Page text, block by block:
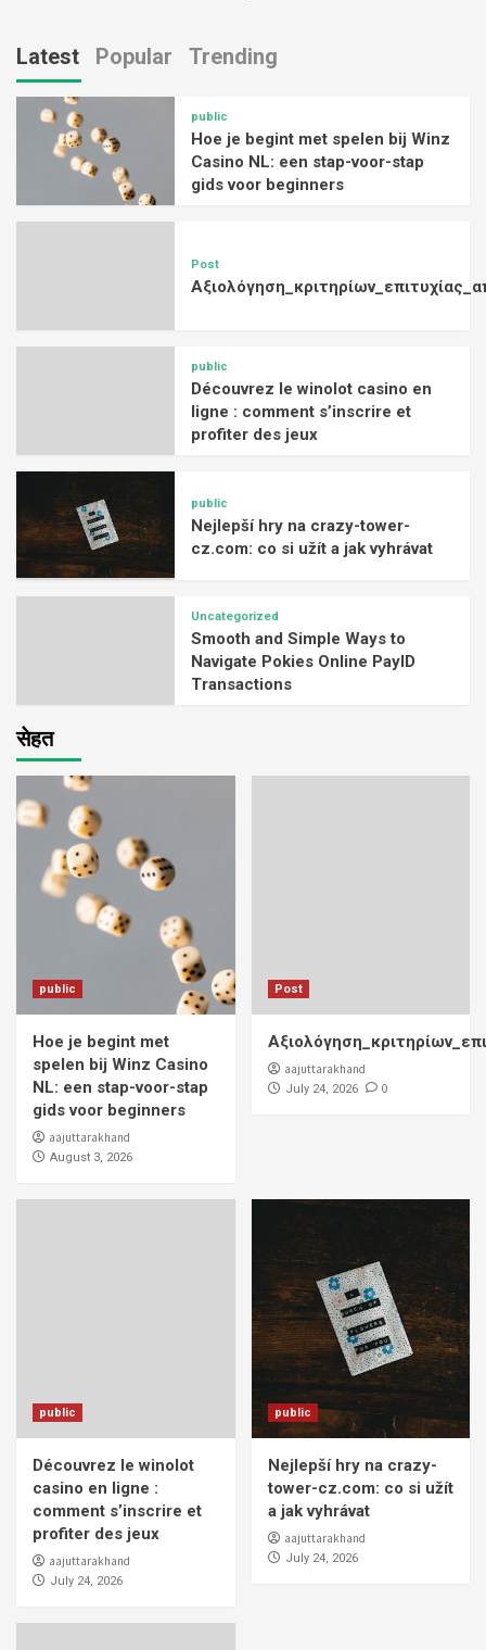
Latest Popular Trending
public
Hoe je begint met spelen bij Winz
Casino NL: een stap-voor-stap
gids voor beginners
Post
public
Découvrez le winolot casino en
ligne : comment s’inscrire et
profiter des jeux
public
Nejlepší hry na crazy-tower-
cz.com: co si užít a jak vyhrávat
Uncategorized
Smooth and Simple Ways to
Navigate Pokies Online PayID
Transactions
सेहत
public
Hoe je begint met
spelen bij Winz Casino
NL: een stap-voor-stap
gids voor beginners
aajuttarakhand
August 3, 2026
Post
aajuttarakhand
July 24, 2026 0
public
Découvrez le winolot
casino en ligne :
comment s’inscrire et
profiter des jeux
aajuttarakhand
July 24, 2026
public
Nejlepší hry na crazy-
tower-cz.com: co si užít
a jak vyhrávat
aajuttarakhand
July 24, 2026